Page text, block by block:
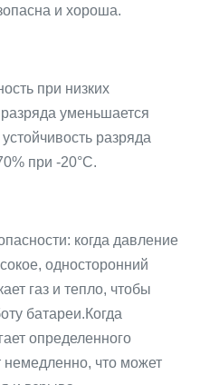
и хороша.
при низких
уменьшается
разряда
при -20°C.
когда давление
односторонний
газ и тепло, чтобы
батареи.Когда
определенного
немедленно, что может